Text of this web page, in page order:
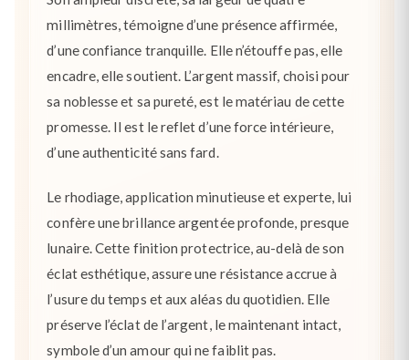
millimètres, témoigne d’une présence affirmée,
d’une confiance tranquille. Elle n’étouffe pas, elle
encadre, elle soutient. L’argent massif, choisi pour
sa noblesse et sa pureté, est le matériau de cette
promesse. Il est le reflet d’une force intérieure,
d’une authenticité sans fard.
Le rhodiage, application minutieuse et experte, lui
confère une brillance argentée profonde, presque
lunaire. Cette finition protectrice, au-delà de son
éclat esthétique, assure une résistance accrue à
l’usure du temps et aux aléas du quotidien. Elle
préserve l’éclat de l’argent, le maintenant intact,
symbole d’un amour qui ne faiblit pas.